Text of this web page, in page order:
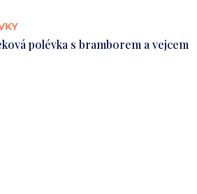
polévka s bramborem a vejcem